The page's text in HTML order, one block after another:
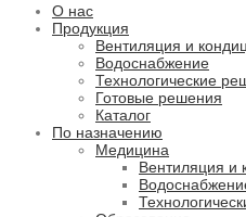
О нас
Продукция
Вентиляция и
Водоснабжение
Технологические
Готовые решения
Каталог
По назначению
Медицина
Вентиляция и